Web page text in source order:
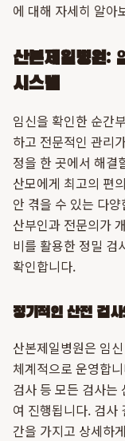
에 대해 자세히 알아
산본제일병원:
시스템
임신을 확인한 순간
하고 전문적인 관리
정을 한 곳에서 해결
산모에게 최고의 편
안 겪을 수 있는 다
산부인과 전문의가
비를 활용한 정밀 검
확인합니다.
정기적인 산전 검
산본제일병원은 임
체계적으로 운영합
검사 등 모든 검사는
여 진행됩니다. 검사
간을 가지고 상세하